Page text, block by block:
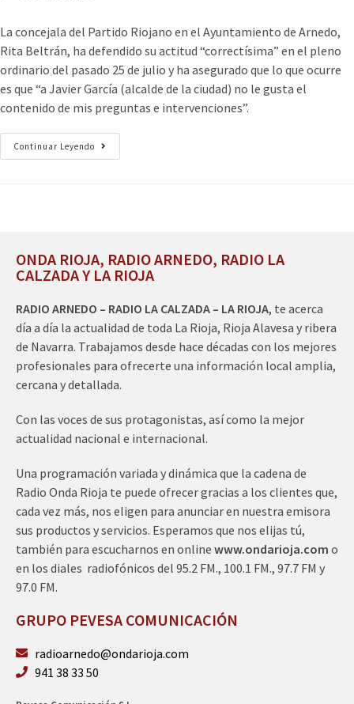
La concejala del Partido Riojano en el Ayuntamiento de Arnedo,
Rita Beltrán, ha defendido su actitud “correctísima” en el pleno
ordinario del pasado 25 de julio y ha asegurado que lo que ocurre
es que “a Javier García (alcalde de la ciudad) no le gusta el
contenido de mis preguntas e intervenciones”.
Continuar Leyendo
ONDA RIOJA, RADIO ARNEDO, RADIO LA
CALZADA Y LA RIOJA
RADIO ARNEDO – RADIO LA CALZADA – LA RIOJA, te acerca
día a día la actualidad de toda La Rioja, Rioja Alavesa y ribera
de Navarra. Trabajamos desde hace décadas con los mejores
profesionales para ofrecerte una información local amplia,
cercana y detallada.
Con las voces de sus protagonistas, así como la mejor
actualidad nacional e internacional.
Una programación variada y dinámica que la cadena de
Radio Onda Rioja te puede ofrecer gracias a los clientes que,
cada vez más, nos eligen para anunciar en nuestra emisora
sus productos y servicios. Esperamos que nos elijas tú,
también para escucharnos en online www.ondarioja.com o
en los diales radiofónicos del 95.2 FM., 100.1 FM., 97.7 FM y
97.0 FM.
GRUPO PEVESA COMUNICACIÓN
radioarnedo@ondarioja.com
941 38 33 50